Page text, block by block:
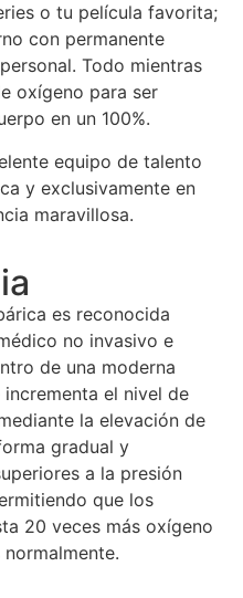
o tu película favorita;
con permanente
Todo mientras
oxígeno para ser
en un 100%.
equipo de talento
y exclusivamente en
maravillosa.
es reconocida
no invasivo e
de una moderna
el nivel de
la elevación de
gradual y
a la presión
que los
20 veces más oxígeno